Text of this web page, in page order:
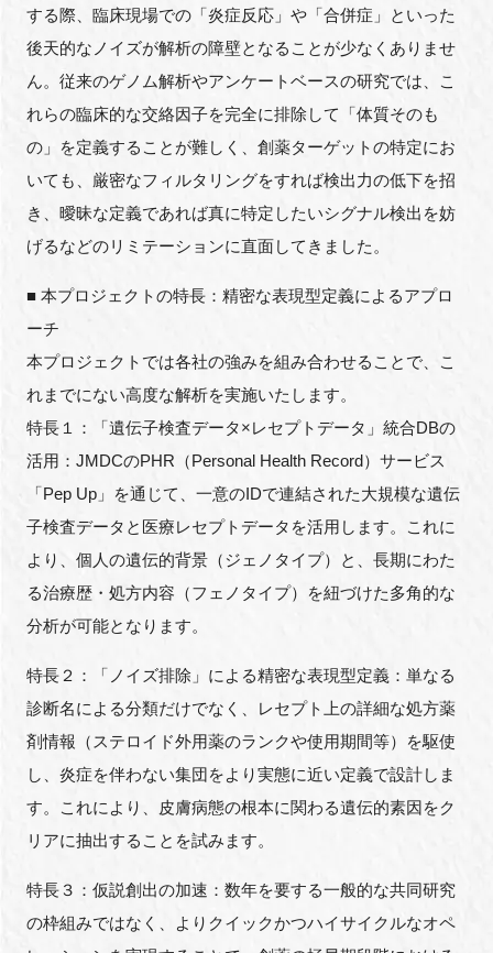
する際、臨床現場での「炎症反応」や「合併症」といった
後天的なノイズが解析の障壁となることが少なくありませ
ん。従来のゲノム解析やアンケートベースの研究では、こ
れらの臨床的な交絡因子を完全に排除して「体質そのも
の」を定義することが難しく、創薬ターゲットの特定にお
いても、厳密なフィルタリングをすれば検出力の低下を招
き、曖昧な定義であれば真に特定したいシグナル検出を妨
げるなどのリミテーションに直面してきました。
■ 本プロジェクトの特長：精密な表現型定義によるアプロ
ーチ
本プロジェクトでは各社の強みを組み合わせることで、こ
れまでにない高度な解析を実施いたします。
特長１：「遺伝子検査データ×レセプトデータ」統合DBの
活用：JMDCのPHR（Personal Health Record）サービス
「Pep Up」を通じて、一意のIDで連結された大規模な遺伝
子検査データと医療レセプトデータを活用します。これに
より、個人の遺伝的背景（ジェノタイプ）と、長期にわた
る治療歴・処方内容（フェノタイプ）を紐づけた多角的な
分析が可能となります。
特長２：「ノイズ排除」による精密な表現型定義：単なる
診断名による分類だけでなく、レセプト上の詳細な処方薬
剤情報（ステロイド外用薬のランクや使用期間等）を駆使
し、炎症を伴わない集団をより実態に近い定義で設計しま
す。これにより、皮膚病態の根本に関わる遺伝的素因をク
リアに抽出することを試みます。
特長３：仮説創出の加速：数年を要する一般的な共同研究
の枠組みではなく、よりクイックかつハイサイクルなオペ